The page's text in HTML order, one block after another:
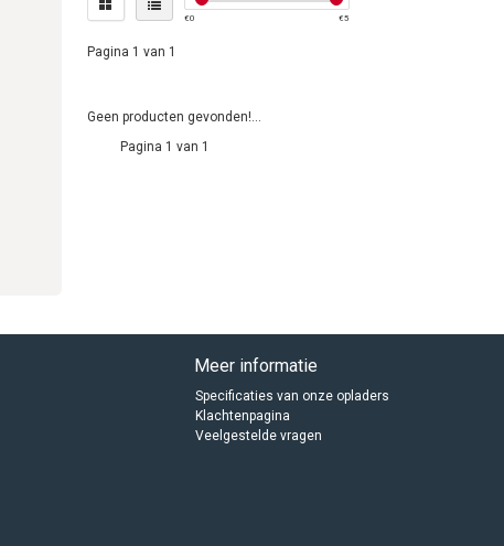
€0 €5
Pagina 1 van 1
Geen producten gevonden!...
Pagina 1 van 1
Meer informatie
Specificaties van onze opladers
Klachtenpagina
Veelgestelde vragen